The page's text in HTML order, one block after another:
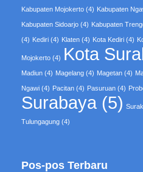
Kabupaten Mojokerto (4) Kabupaten
Kabupaten Sidoarjo (4) Kabupaten
(4) Kediri (4) Klaten (4) Kota Kediri (4)
Mojokerto (4) Kota
Madiun (4) Magelang (4) Magetan (4)
Ngawi (4) Pacitan (4) Pasuruan (4)
Surabaya (5)
Tulungagung (4)
Pos-pos Terbaru